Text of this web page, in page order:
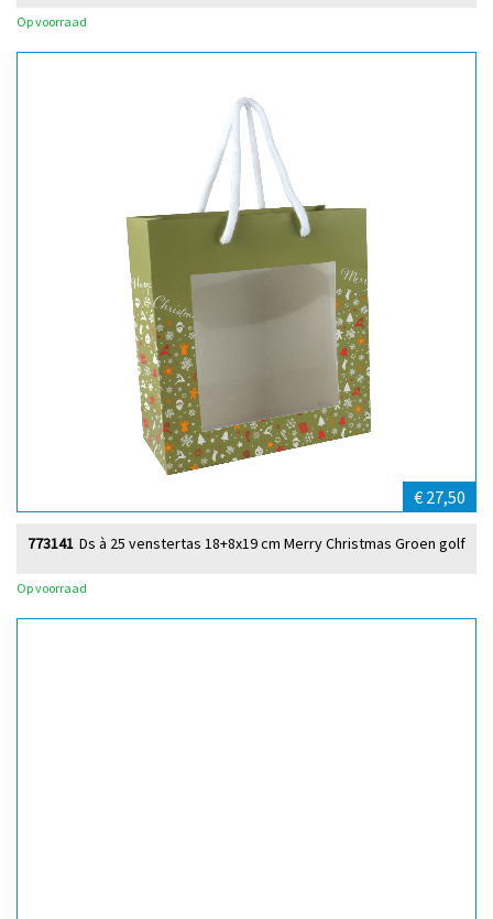
Op voorraad
€ 27,50
Ds à 25 venstertas 18+8x19 cm Merry Christmas Groen golf
773141
Op voorraad